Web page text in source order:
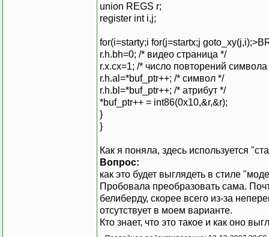
union REGS r;
register int i,j;
for(i=starty;i for(j=startx;j
r.h.bh=0; /* видео страница */
r.x.cx=1; /* число повторений символа
r.h.al=*buf_ptr++; /* символ */
r.h.bl=*buf_ptr++; /* атрибут */
*buf_ptr++ = int86(0x10,&r,&r);
}
}
Как я поняла, здесь используется
Вопрос:
как это будет выглядеть в стиле
Пробовала преобразовать сама.
белиберду, скорее всего из-за
отсутствует в моем варианте.
Кто знает, что это такое и как оно